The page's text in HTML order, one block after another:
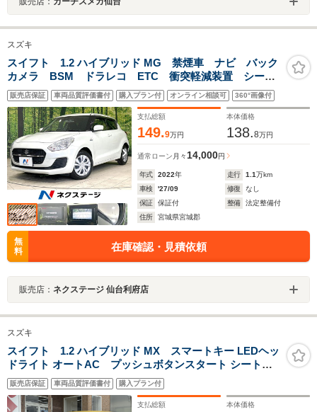
スズキ
スイフト 1.2 ハイブリッド MG 禁煙車 ナビ バック
カメラ BSM ドラレコ ETC 衝突軽減装置 シート
ヒーター CD/DVD/フルセグ Bluetooth コーナーセン
サー スマートキー オートハイビーム オートライト
販売店保証 車両品質評価書付 購入プラン付 オンライン相談可 360°画像付
支払総額
149.9万円
本体価格
138.8万円
通常ローン 月々 14,000円
年式 2022年 走行 1.1万km
車検
'27/09 修復
なし
保証
保証付 整備
法定整備付
住所
宮城県宮城郡
無
料
在庫確認・見積依頼
販売店： ネクステージ 仙台利府店
スズキ
スイフト 1.2 ハイブリッド MX スマートキー LEDヘッ
ドライト オートAC プッシュボタンスタート シートヒ
ーター 衝突被害軽減ブレーキ 障害物センサー
販売店保証 車両品質評価書付 購入プラン付
支払総額 本体価格